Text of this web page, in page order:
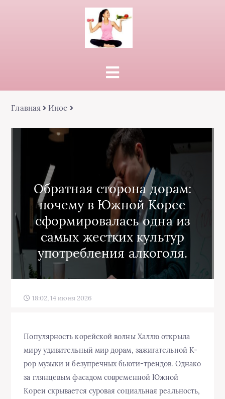
Главная Иное
Обратная сторона дорам:
почему в Южной Корее
сформировалась одна из
самых жестких культур
употребления алкоголя.
18:02, 14 июня 2026
Популярность корейской волны Халлю открыла
миру удивительный мир дорам, зажигательной K-
pop музыки и безупречных бьюти-трендов. Однако
за глянцевым фасадом современной Южной
Кореи скрывается суровая социальная реальность,